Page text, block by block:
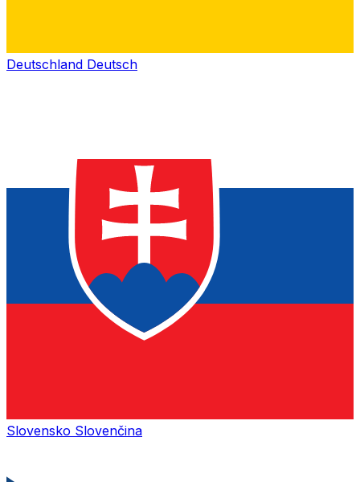
Deutschland Deutsch
Slovensko Slovenčina